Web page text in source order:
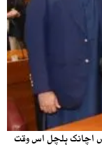
اچانک ہلچل اس وقت